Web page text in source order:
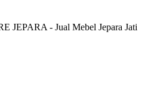
JEPARA - Jual Mebel Jepara Jati